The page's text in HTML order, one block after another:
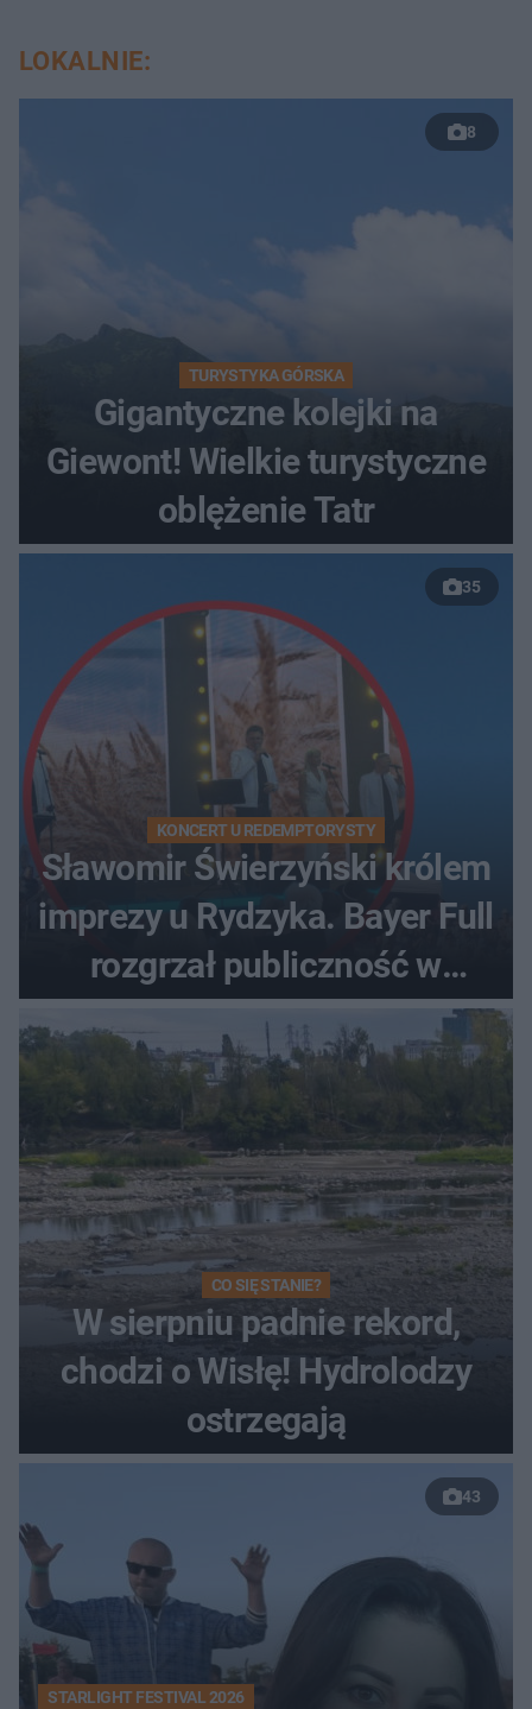
LOKALNIE:
8
TURYSTYKA GÓRSKA
Gigantyczne kolejki na
Giewont! Wielkie turystyczne
oblężenie Tatr
35
KONCERT U REDEMPTORYSTY
Sławomir Świerzyński królem
imprezy u Rydzyka. Bayer Full
rozgrzał publiczność w
Toruniu
CO SIĘ STANIE?
W sierpniu padnie rekord,
chodzi o Wisłę! Hydrolodzy
ostrzegają
43
STARLIGHT FESTIVAL 2026